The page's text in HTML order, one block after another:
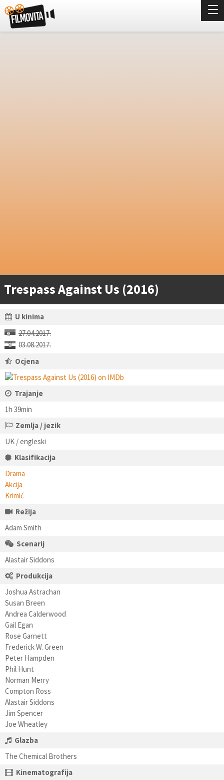
Trespass Against Us (2016)
U kinima
27.04.2017.
03.08.2017.
Ocjena
Trajanje
1h 39min
Zemlja / jezik
UK / engleski
Klasifikacija
Drama
Akcija
Krimić
Režija
Adam Smith
Scenarij
Alastair Siddons
Produkcija
Joshua Astrachan
Susan Breen
Andrea Calderwood
Gail Egan
Rose Garnett
Frederick W. Green
Peter Hampden
Phil Hunt
Norman Merry
Compton Ross
Alastair Siddons
Jim Spencer
Joe Wheatley
Glazba
The Chemical Brothers
Kinematografija